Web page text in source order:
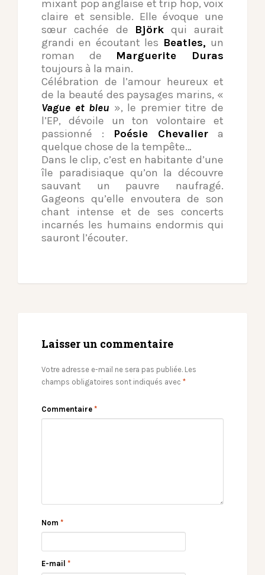
mixant pop anglaise et trip hop, voix
claire et sensible. Elle évoque une
sœur cachée de Björk qui aurait
grandi en écoutant les Beatles, un
roman de Marguerite Duras
toujours à la main.
Célébration de l’amour heureux et
de la beauté des paysages marins, «
Vague et bleu », le premier titre de
l’EP, dévoile un ton volontaire et
passionné : Poésie Chevalier a
quelque chose de la tempête…
Dans le clip, c’est en habitante d’une
île paradisiaque qu’on la découvre
sauvant un pauvre naufragé.
Gageons qu’elle envoutera de son
chant intense et de ses concerts
incarnés les humains endormis qui
sauront l’écouter.
Laisser un commentaire
Votre adresse e-mail ne sera pas publiée. Les
champs obligatoires sont indiqués avec *
Commentaire *
Nom *
E-mail *